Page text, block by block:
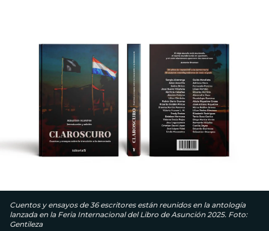
Cuentos y ensayos de 36 escritores están reunidos en la antología
lanzada en la Feria Internacional del Libro de Asunción 2025. Foto:
Gentileza